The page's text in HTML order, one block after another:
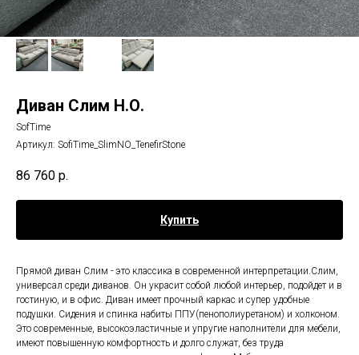
Диван Слим Н.О.
SofTime
Артикул: SofiTime_SlimNO_TenefirStone
86 760 р.
Купить
Прямой диван Слим - это классика в современной интерпретации.Слим,
универсал среди диванов. Он украсит собой любой интерьер, подойдет и в
гостиную, и в офис. Диван имеет прочный каркас и супер удобные
подушки. Сидения и спинка набиты ППУ(пенополиуретаном) и холконом.
Это современные, высокоэластичные и упругие наполнители для мебели,
имеют повышенную комфортность и долго служат, без труда